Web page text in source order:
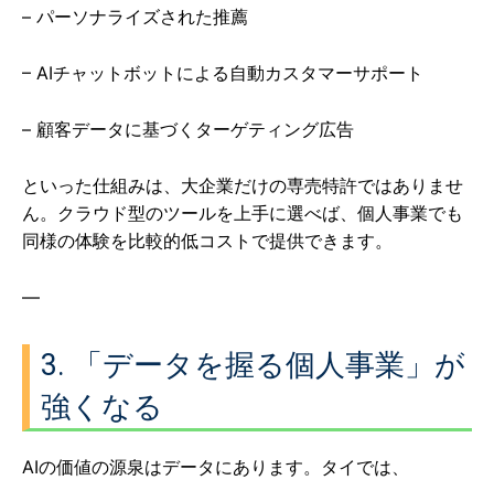
– パーソナライズされた推薦
– AIチャットボットによる自動カスタマーサポート
– 顧客データに基づくターゲティング広告
といった仕組みは、大企業だけの専売特許ではありませ
ん。クラウド型のツールを上手に選べば、個人事業でも
同様の体験を比較的低コストで提供できます。
—
3. 「データを握る個人事業」が
強くなる
AIの価値の源泉はデータにあります。タイでは、